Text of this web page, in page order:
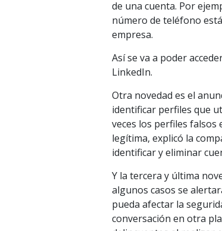
de una cuenta. Por
número de teléfono
empresa.
Así se va a poder
LinkedIn.
Otra novedad es el
identificar perfiles que
veces los perfiles
legítima, explicó la
identificar y eliminar
Y la tercera y última
algunos casos se
pueda afectar la
conversación en otra